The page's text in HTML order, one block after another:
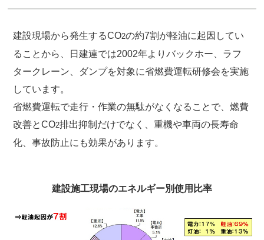
建設現場から発生するCO2の約7割が軽油に起因してい
ることから、日建連では2002年よりバックホー、ラフ
タークレーン、ダンプを対象に省燃費運転研修会を実施
しています。
省燃費運転で走行・作業の無駄がなくなることで、燃費
改善とCO2排出抑制だけでなく、重機や車両の長寿命
化、事故防止にも効果があります。
建設施工現場のエネルギー別使用比率